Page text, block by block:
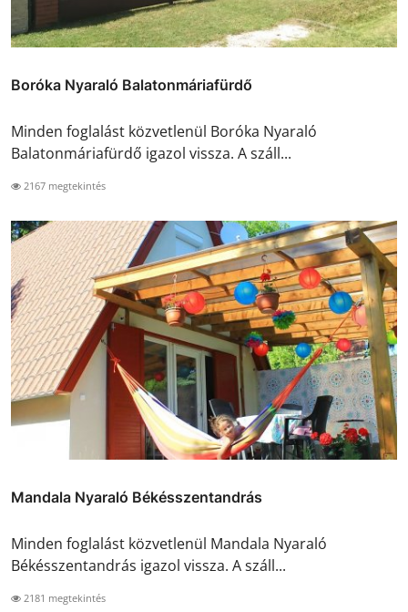
Boróka Nyaraló Balatonmáriafürdő
Minden foglalást közvetlenül Boróka Nyaraló
Balatonmáriafürdő igazol vissza. A száll...
2167 megtekintés
Mandala Nyaraló Békésszentandrás
Minden foglalást közvetlenül Mandala Nyaraló
Békésszentandrás igazol vissza. A száll...
2181 megtekintés